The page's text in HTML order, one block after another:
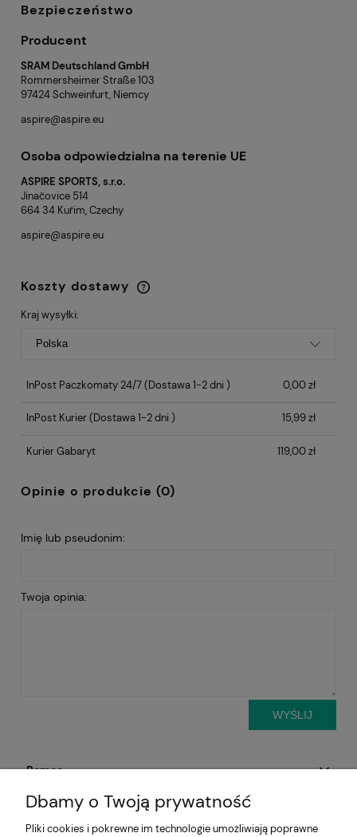
Bezpieczeństwo
Producent
SRAM Deutschland GmbH
Rommersheimer Straße 103
97424 Schweinfurt, Niemcy
aspire@aspire.eu
Osoba odpowiedzialna na terenie UE
ASPIRE SPORTS, s.r.o.
Jinačovice 514
664 34 Kuřim, Czechy
aspire@aspire.eu
Koszty dostawy
Cena nie zawiera ewentualnych kosztów
płatności
Kraj wysyłki:
InPost Paczkomaty 24/7(Dostawa 1-2 dni ) 0,00 zł
InPost Kurier(Dostawa 1-2 dni ) 15,99 zł
Kurier Gabaryt 119,00 zł
Opinie o produkcie (0)
Imię lub pseudonim:
Twoja opinia:
WYŚLIJ
Pomoc
Aktualności
Dbamy o Twoją prywatność
Pliki cookies i pokrewne im technologie umożliwiają poprawne